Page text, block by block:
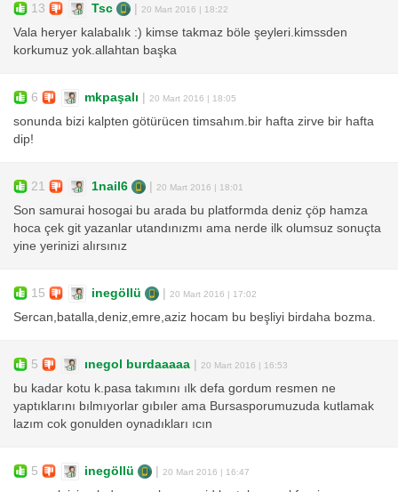
13 Tsc | 20 Mart 2016 | 18:22
Vala heryer kalabalık :) kimse takmaz böle şeyleri.kimssden
korkumuz yok.allahtan başka
6 mkpaşalı | 20 Mart 2016 | 18:05
sonunda bizi kalpten götürücen timsahım.bir hafta zirve bir hafta
dip!
21 1nail6 | 20 Mart 2016 | 18:01
Son samurai hosogai bu arada bu platformda deniz çöp hamza
hoca çek git yazanlar utandınızmı ama nerde ilk olumsuz sonuçta
yine yerinizi alırsınız
15 inegöllü | 20 Mart 2016 | 17:02
Sercan,batalla,deniz,emre,aziz hocam bu beşliyi birdaha bozma.
5 ınegol burdaaaaa | 20 Mart 2016 | 16:53
bu kadar kotu k.pasa takımını ılk defa gordum resmen ne
yaptıklarını bılmıyorlar gıbıler ama Bursasporumuzuda kutlamak
lazım cok gonulden oynadıkları ıcın
5 inegöllü | 20 Mart 2016 | 16:47